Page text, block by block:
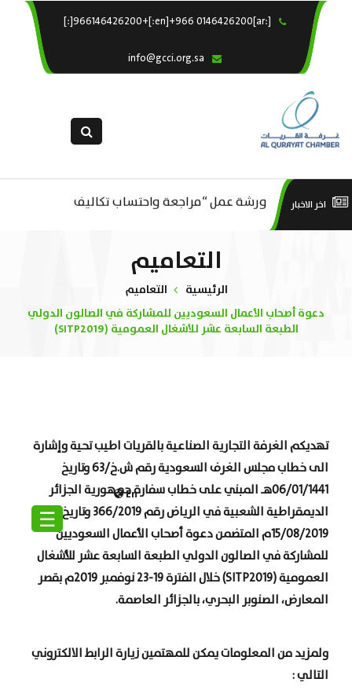
[:ar]966146426200+[:en]+966 0146426200[:]
En
☰
×
خدماتنا
التقديم الالكترونى
اخر الاخبار
ورشة عمل “مراجعة واحتساب تكاليف
لقطاع الترفيه – الثقافة – السياحة”
التعاميم
الرئيسية
التعاميم
دعوة أصحاب الأعمال السعوديين للمشاركة في الصالون الدولي
الطبعة السابعة عشر للأشغال العمومية (SITP2019)
تهديكم الغرفة التجارية الصناعية بالقريات اطيب تحية وإشارة
الى خطاب مجلس الغرف السعودية رقم ش.خ/63 وتاريخ
06/01/1441هـ المبني على خطاب سفارة جمهورية الجزائر
الديمقراطية الشعبية في الرياض رقم 366/2019 وتاريخ
15/08/2019م المتضمن دعوة أصحاب الأعمال السعوديين
للمشاركة في الصالون الدولي الطبعة السابعة عشر للأشغال
العمومية (SITP2019
) خلال الفترة 19-23 نوفمبر 2019م بقصر
المعارض، الصنوبر البحري، بالجزائر العاصمة.
ولمزيد من المعلومات يمكن للمهتمين زيارة الرابط الالكتروني
التالي :